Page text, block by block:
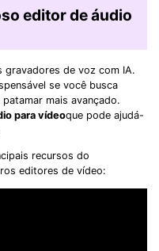
editor de áudio
gravadores de voz com IA.
se você busca
mais avançado.
para vídeoque pode ajudá-
recursos do
editores de vídeo: